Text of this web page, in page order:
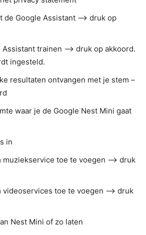
de Google Assistant –> druk op
Assistant trainen –> druk op akkoord.
ingesteld.
resultaten ontvangen met je stem –
waar je de Google Nest Mini gaat
in
muziekservice toe te voegen –> druk
videoservices toe te voegen –> druk
Nest Mini of zo laten